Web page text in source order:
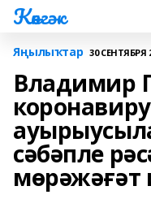
Көнгәк
Яңылыҡтар 30 СЕНТЯБРЯ
Владимир
сәбәпле
мөрәжәғәт